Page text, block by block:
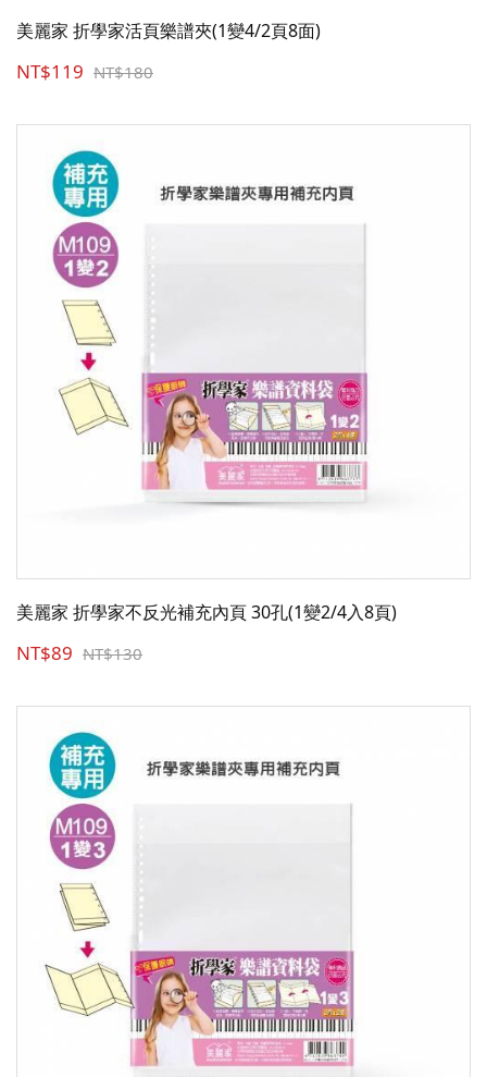
美麗家 折學家活頁樂譜夾(1變4/2頁8面)
NT$119 NT$180
美麗家 折學家不反光補充內頁 30孔(1變2/4入8頁)
NT$89 NT$130